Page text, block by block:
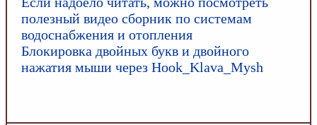
полезный видео сборник по системам
водоснабжения и отопления
Блокировка двойных букв и двойного
нажатия мыши через Hook_Klava_Mysh